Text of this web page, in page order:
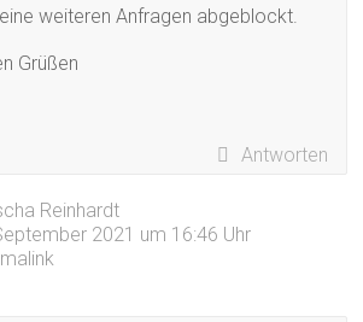
weiteren Anfragen abgeblockt.
Grüßen
Antworten
Reinhardt
2021 um 16:46 Uhr